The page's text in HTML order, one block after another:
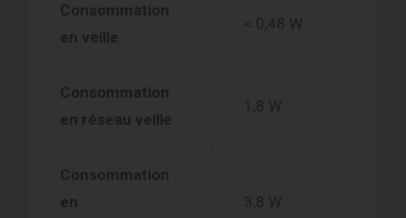
Consommation
en veille
< 0,48 W
Consommation
en réseau veille
1,8 W
Consommation
en
3,8 W